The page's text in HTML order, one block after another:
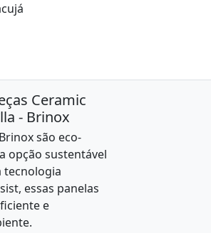
Ceramic
- Brinox
são eco-
opção sustentável
tecnologia
essas panelas
e